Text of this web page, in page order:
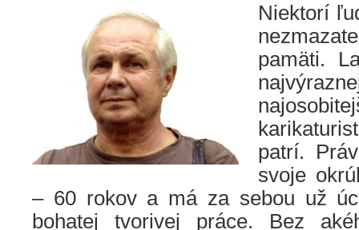
Niektorí
pamäti.
patrí.
svoje
– 60 rokov a má za sebou už
bohatej tvorivej práce. Bez